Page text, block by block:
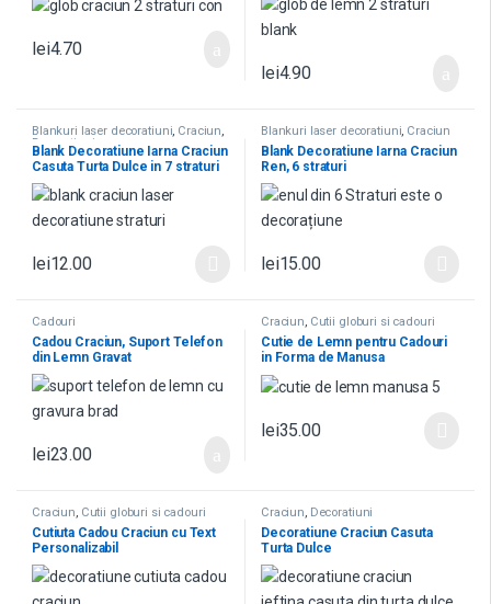
lei4.70
lei4.90
Blankuri laser decoratiuni, Craciun,
Decoratiuni
Blank Decoratiune Iarna Craciun
Casuta Turta Dulce in 7 straturi
lei12.00
Blankuri laser decoratiuni, Craciun
Blank Decoratiune Iarna Craciun
Ren, 6 straturi
lei15.00
Cadouri
Cadou Craciun, Suport Telefon
din Lemn Gravat
lei23.00
Craciun, Cutii globuri si cadouri
Cutie de Lemn pentru Cadouri
in Forma de Manusa
lei35.00
Craciun, Cutii globuri si cadouri
Cutiuta Cadou Craciun cu Text
Personalizabil
Craciun, Decoratiuni
Decoratiune Craciun Casuta
Turta Dulce